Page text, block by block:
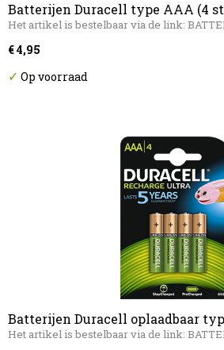
Batterijen Duracell type AAA (4
Het artikel is bestelbaar via de link:
€ 4,95
✓ Op voorraad
Batterijen Duracell oplaadbaar
Het artikel is bestelbaar via de link: